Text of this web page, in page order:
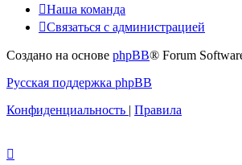
Наша команда
Связаться с администрацией
Создано на основе phpBB® Forum
Русская поддержка phpBB
Конфиденциальность | Правила